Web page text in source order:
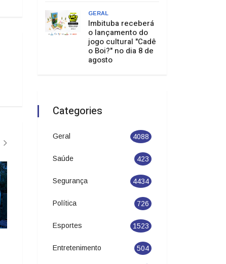
Joinville entra no roteiro do
Circuito Banco do Brasil de
GERAL
Imbituba receberá
o lançamento do
jogo cultural "Cadê
o Boi?" no dia 8 de
agosto
Categories
Geral 4088
Saúde 423
Segurança 4434
Política 726
Esportes 1523
Entretenimento 504